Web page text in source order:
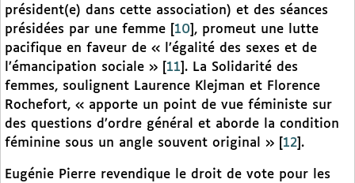
président(e) dans cette association) et des séances
présidées par une femme
10 , promeut une lutte
pacifique en faveur de « l’égalité des sexes et de
l’émancipation sociale »
11 . La Solidarité des
femmes, soulignent Laurence Klejman et Florence
Rochefort, « apporte un point de vue féministe sur
des questions d’ordre général et aborde la condition
féminine sous un angle souvent original »
12 .
Eugénie Pierre revendique le droit de vote pour les